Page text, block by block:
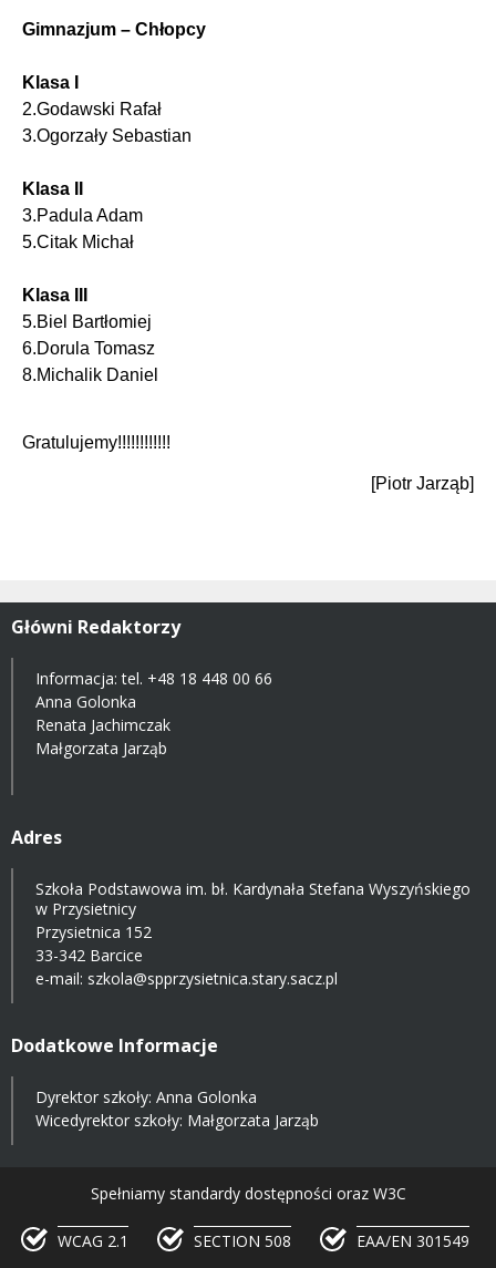
Gimnazjum – Chłopcy
Klasa I
2.Godawski Rafał
3.Ogorzały Sebastian
Klasa II
3.Padula Adam
5.Citak Michał
Klasa III
5.Biel Bartłomiej
6.Dorula Tomasz
8.Michalik Daniel
Gratulujemy!!!!!!!!!!!!
[Piotr Jarząb]
Główni Redaktorzy
Informacja: tel. +48 18 448 00 66
Anna Golonka
Renata Jachimczak
Małgorzata Jarząb
Adres
Szkoła Podstawowa im. bł. Kardynała Stefana Wyszyńskiego
w Przysietnicy
Przysietnica 152
33-342 Barcice
e-mail: szkola@spprzysietnica.stary.sacz.pl
Dodatkowe Informacje
Dyrektor szkoły: Anna Golonka
Wicedyrektor szkoły: Małgorzata Jarząb
Spełniamy standardy dostępności oraz W3C
WCAG 2.1 SECTION 508 EAA/EN 301549